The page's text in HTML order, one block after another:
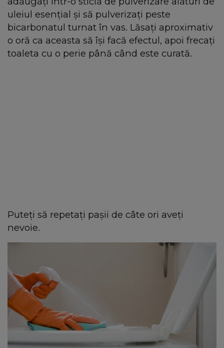
uleiul esențial și să pulverizați peste
bicarbonatul turnat în vas. Lăsați aproximativ
o oră ca aceasta să își facă efectul, apoi frecați
toaleta cu o perie până când este curată.
Puteți să repetați pașii de câte ori aveți
nevoie.